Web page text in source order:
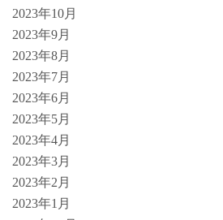
2023年10月
2023年9月
2023年8月
2023年7月
2023年6月
2023年5月
2023年4月
2023年3月
2023年2月
2023年1月